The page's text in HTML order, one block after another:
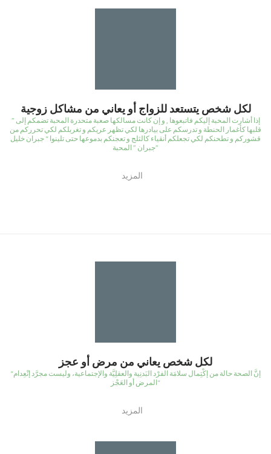
لكل شخص يتستعد للزواج أو يعاني من مشاكل زوجية
” إذا أشارت المحبة إليكم فاتبعوها , و إن كانت مسالكها صعبة متحدرة المحبة تضمكم إلى
قلبها كأغمار الحنطة و تدرسكم على بيادرها لكي تظهر عريكم و تغربلكم لكي تحرركم من
قشوركم و تطحنكم لكي تجعلكم أنقياء كالثلج و تعجنكم بدموعها حتى تلينوا “ جبران خليل
جبران ” المحبة”
المزيد
لكل شخص يعاني من مرض أو عجز
“إنَّ الصحة حالة من إكْتِمال سلامَة الفرْد البَدنِية والعقلِيَّة والإجتماعية، وليست مجرَّد إنْعِدام
المرض أو العَجْز“
المزيد